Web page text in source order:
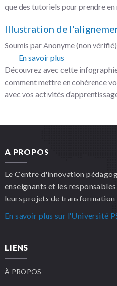
prise
main
de
plateforme
Moodle​​​​​​​
que des tutoriels pour prendre
Illustration de
Soumis parAnonyme (non vérifié)
En savoir plus
Illustration
de
l'alignement
Découvrez avec cette
comment mettre en cohérence
avec vos activités
A PROPOS
Le Centre d'innovation
enseignants et les
leurs projets de transformation
En savoir plus sur l'Université
LIENS
À PROPOS